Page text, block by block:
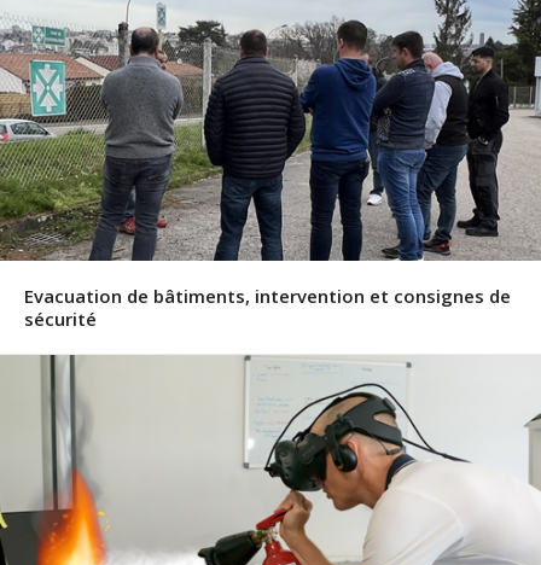
Evacuation de bâtiments, intervention et consignes de
sécurité